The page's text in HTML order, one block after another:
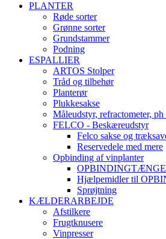
PLANTER
Røde sorter
Grønne sorter
Grundstammer
Podning
ESPALLIER
ARTOS Stolper
Tråd og tilbehør
Planterør
Plukkesakse
Måleudstyr, refractometer, ph
FELCO - Beskæreudstyr
Felco sakse og
Reservedele med mere
Opbinding af vinplanter
Hjælpemidler til
Sprøjtning
KÆLDERARBEJDE
Afstilkere
Frugtknusere
Vinpresser